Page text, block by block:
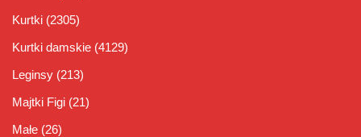
Kurtki (2305)
Kurtki damskie (4129)
Leginsy (213)
Majtki Figi (21)
Małe (26)